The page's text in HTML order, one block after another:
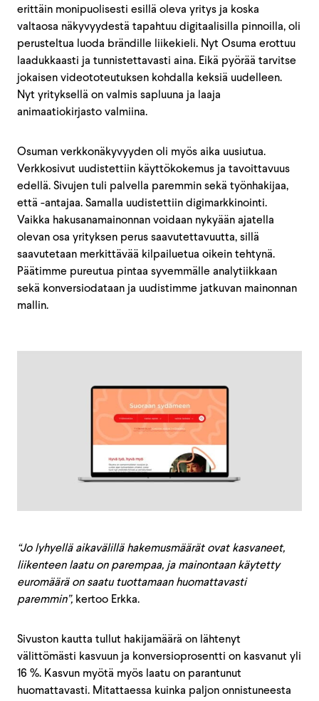
erittäin monipuolisesti esillä oleva yritys ja koska
valtaosa näkyvyydestä tapahtuu digitaalisilla pinnoilla, oli
perusteltua luoda brändille liikekieli. Nyt Osuma erottuu
laadukkaasti ja tunnistettavasti aina. Eikä pyörää tarvitse
jokaisen videototeutuksen kohdalla keksiä uudelleen.
Nyt yrityksellä on valmis sapluuna ja laaja
animaatiokirjasto valmiina.
Osuman verkkonäkyvyyden oli myös aika uusiutua.
Verkkosivut uudistettiin käyttökokemus ja tavoittavuus
edellä. Sivujen tuli palvella paremmin sekä työnhakijaa,
että -antajaa. Samalla uudistettiin digimarkkinointi.
Vaikka hakusanamainonnan voidaan nykyään ajatella
olevan osa yrityksen perus saavutettavuutta, sillä
saavutetaan merkittävää kilpailuetua oikein tehtynä.
Päätimme pureutua pintaa syvemmälle analytiikkaan
sekä konversiodataan ja uudistimme jatkuvan mainonnan
mallin.
“Jo lyhyellä aikavälillä hakemusmäärät ovat kasvaneet,
liikenteen laatu on parempaa, ja mainontaan käytetty
euromäärä on saatu tuottamaan huomattavasti
paremmin”, kertoo Erkka.
Sivuston kautta tullut hakijamäärä on lähtenyt
välittömästi kasvuun ja konversioprosentti on kasvanut yli
16 %. Kasvun myötä myös laatu on parantunut
huomattavasti. Mitattaessa kuinka paljon onnistuneesta